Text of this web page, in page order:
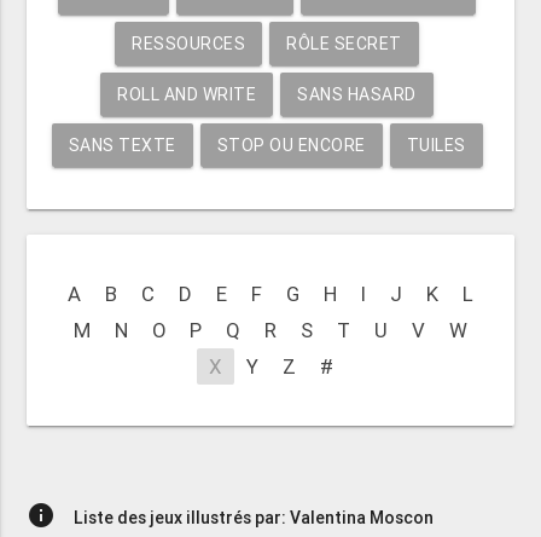
RESSOURCES RÔLE SECRET
ROLL AND WRITE SANS HASARD
SANS TEXTE STOP OU ENCORE TUILES
A B C D E F G H I J K
L
M
N O P Q R S T U V
W
X
Y Z #
info Liste des jeux illustrés par: Valentina Moscon